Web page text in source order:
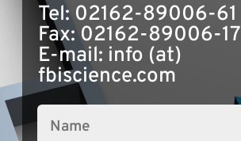
Tel: 02162-89006-61
Fax: 02162-89006-17
E-mail: info (at)
fbiscience.com